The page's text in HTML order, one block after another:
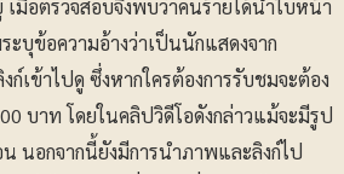
มื่อตรวจสอบจึงพบว่าคนร้ายได้นำใบหน้า
บุข้อความอ้างว่าเป็นนักแสดงจาก
เข้าไปดู ซึ่งหากใครต้องการรับชมจะต้อง
บาท โดยในคลิปวิดีโอดังกล่าวแม้จะมีรูป
นอกจากนี้ยังมีการนำภาพและลิงก์ไป